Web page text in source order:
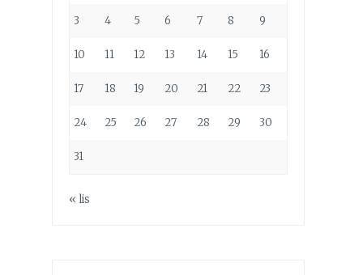
3 4 5 6 7 8 9
10 11 12 13 14 15 16
17 18 19 20 21 22 23
24 25 26 27 28 29 30
31
« lis